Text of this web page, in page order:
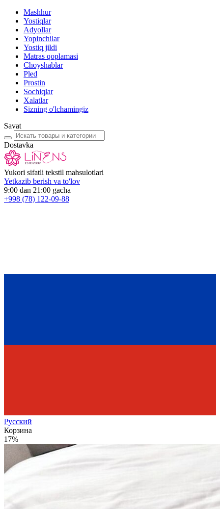
Mashhur
Yostiqlar
Adyollar
Yopinchilar
Yostiq jildi
Matras qoplamasi
Choyshablar
Pled
Prostin
Sochiqlar
Xalatlar
Sizning o'lchamingiz
Savat
Dostavka
Yukori sifatli tekstil mahsulotlari
Yetkazib berish va to'lov
9:00 dan 21:00 gacha
+998 (78) 122-09-88
Русский
Корзина
17%